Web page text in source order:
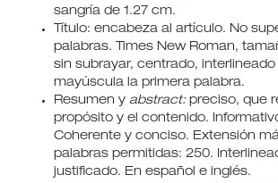
sangría de 1.27 cm.
Título: encabeza al artículo. No
palabras. Times New Roman,
sin subrayar, centrado, interlineado
mayúscula la primera palabra.
Resumen y abstract:preciso, que
propósito y el contenido.
Coherente y conciso. Extensión
palabras permitidas: 250.
justificado. En español e inglés.